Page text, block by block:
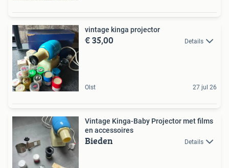
vintage kinga projector
€ 35,00 Details
Olst 27 jul 26
Vintage Kinga-Baby Projector met films
en accessoires
Bieden Details